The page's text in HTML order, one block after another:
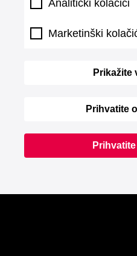
Analitički kolačići
Marketinški
Prikažite
Prihvatite